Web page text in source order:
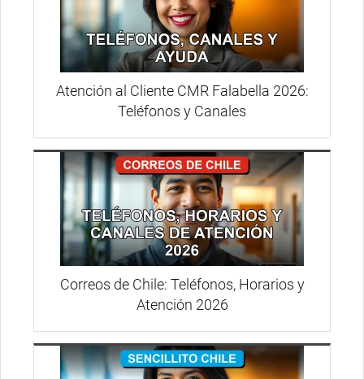
Atención al Cliente CMR Falabella 2026:
Teléfonos y Canales
Correos de Chile: Teléfonos, Horarios y
Atención 2026